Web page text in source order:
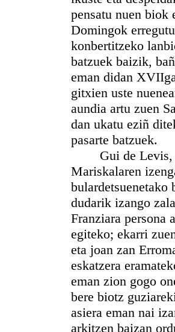
pensatu nuen biok
Domingok
konbertitzeko
batzuek baizik,
eman didan
gitxien uste
aundia artu zuen
dan ukatu eziñ
pasarte batzuek.
Gui de Levis,
Mariskalaren
bulardetsuenetako
dudarik izango
Franziara persona
egiteko; ekarri
eta joan zan
eskatzera
eman zion gogo
bere biotz
asiera eman nai
arkitzen baizan